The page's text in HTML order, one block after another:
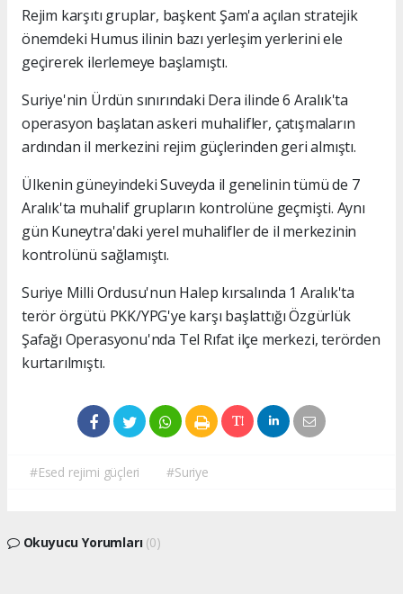
Rejim karşıtı gruplar, başkent Şam'a açılan stratejik
önemdeki Humus ilinin bazı yerleşim yerlerini ele
geçirerek ilerlemeye başlamıştı.
Suriye'nin Ürdün sınırındaki Dera ilinde 6 Aralık'ta
operasyon başlatan askeri muhalifler, çatışmaların
ardından il merkezini rejim güçlerinden geri almıştı.
Ülkenin güneyindeki Suveyda il genelinin tümü de 7
Aralık'ta muhalif grupların kontrolüne geçmişti. Aynı
gün Kuneytra'daki yerel muhalifler de il merkezinin
kontrolünü sağlamıştı.
Suriye Milli Ordusu'nun Halep kırsalında 1 Aralık'ta
terör örgütü PKK/YPG'ye karşı başlattığı Özgürlük
Şafağı Operasyonu'nda Tel Rıfat ilçe merkezi, terörden
kurtarılmıştı.
#Esed rejimi güçleri #Suriye
Okuyucu Yorumları (0)